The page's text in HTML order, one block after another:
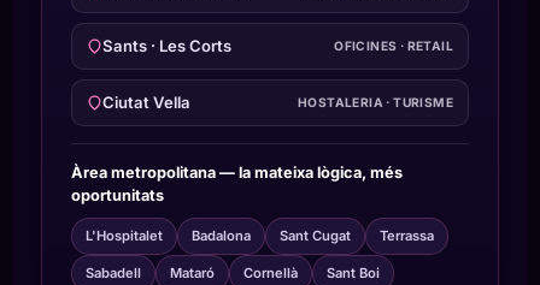
Sants · Les Corts OFICINES · RETAIL
Ciutat Vella HOSTALERIA · TURISME
Àrea metropolitana — la mateixa lògica, més
oportunitats
L'Hospitalet Badalona Sant Cugat Terrassa
Sabadell Mataró Cornellà Sant Boi